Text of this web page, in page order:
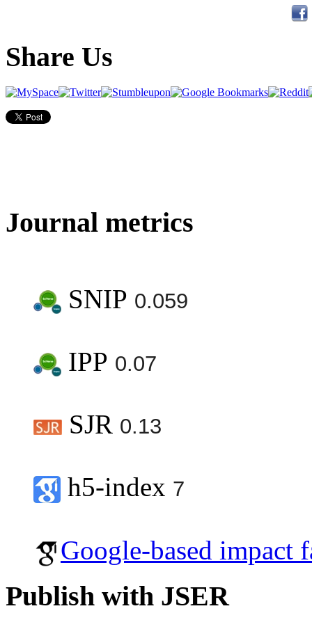
Share Us
Journal metrics
SNIP 0.059
IPP 0.07
SJR 0.13
h5-index 7
Google-based impact
Publish with JSER